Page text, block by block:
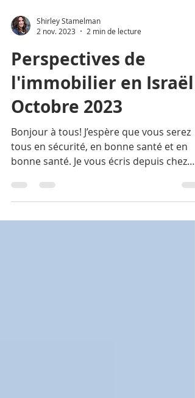
Shirley Stamelman
2 nov. 2023
2 min de lecture
Perspectives de
l'immobilier en Israël -
Octobre 2023
Bonjour à tous! J’espère que vous serez
tous en sécurité, en bonne santé et en